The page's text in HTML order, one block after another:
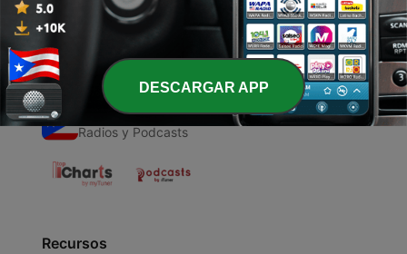
Emisoras de Puerto Rico
Radios y Podcasts
Recursos
DESCARGAR APP